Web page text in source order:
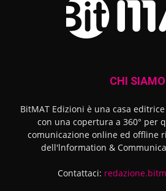
CHI SIAMO
BitMAT Edizioni è una casa
con una copertura a 360° per
comunicazione online ed offline
dell'lnformation &
Contattaci: